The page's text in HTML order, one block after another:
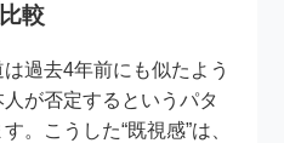
較
過去4年前にも似たよう
が否定するというパタ
。こうした“既視感”は、